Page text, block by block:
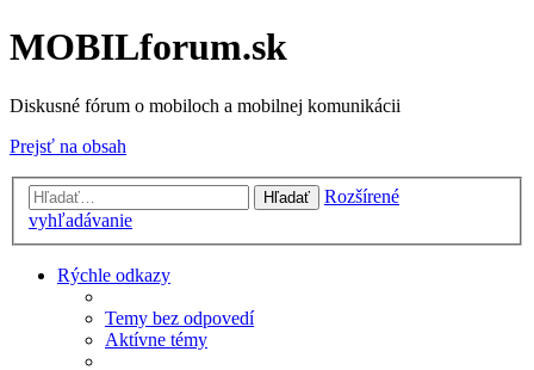
MOBILforum.sk
Diskusné fórum o mobiloch a mobilnej komunikácii
Prejsť na obsah
Hľadať
Rozšírené
vyhľadávanie
Rýchle odkazy
Temy bez odpovedí
Aktívne témy